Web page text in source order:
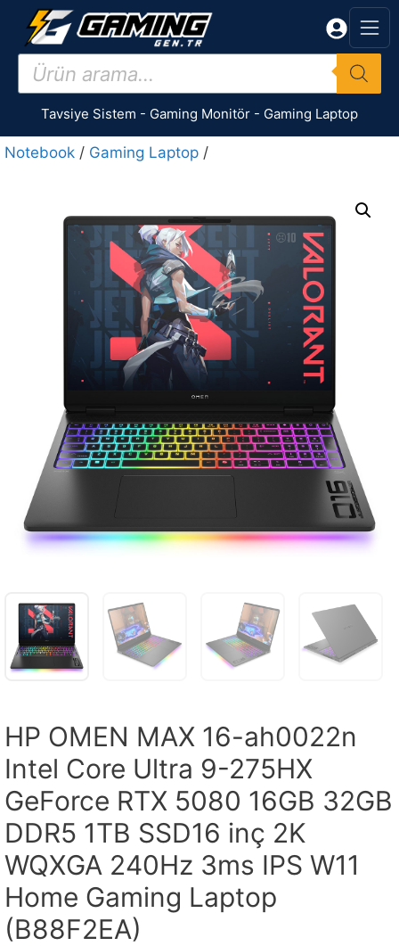
İçeriğe
Products
search
Tavsiye Sistem - Gaming Monitör - Gaming Laptop
Notebook / Gaming Laptop /
HP OMEN MAX 16-ah0022n
Intel Core Ultra 9-275HX
GeForce RTX 5080 16GB 32GB
DDR5 1TB SSD16 inç 2K
WQXGA 240Hz 3ms IPS W11
Home Gaming Laptop
(B88F2EA)